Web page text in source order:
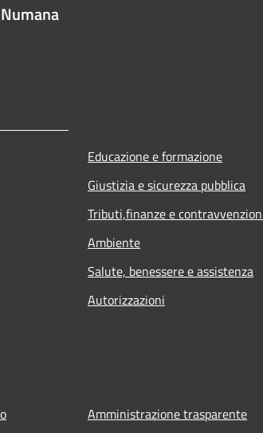
Educazione e formazione
Giustizia e sicurezza pubblica
Tributi,finanze e
Ambiente
Salute, benessere e assistenza
Autorizzazioni
Amministrazione trasparente